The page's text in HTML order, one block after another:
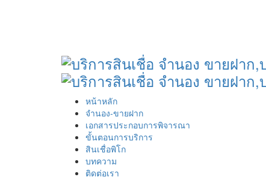
หน้าหลัก
จำนอง-ขายฝาก
เอกสารประกอบการพิจารณา
ขั้นตอนการบริการ
สินเชื่อพิโก
บทความ
ติดต่อเรา